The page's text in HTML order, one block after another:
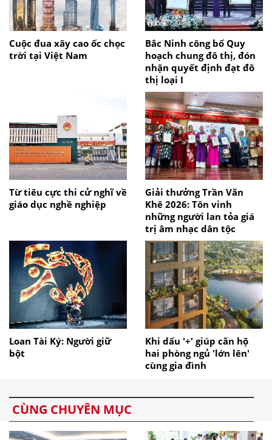
Cuộc đua xây cao ốc chọc
trời tại Việt Nam
Bắc Ninh công bố Quy
hoạch chung đô thị, đón
nhận quyết định đạt đô
thị loại I
Từ tiêu cực thi cử nghĩ về
giáo dục nghề nghiệp
Giải thưởng Trần Văn
Khê 2026: Tôn vinh
những người lan tỏa giá
trị âm nhạc dân tộc
Loan Tài Ký: Người giữ
bột
Khi dấu '+' giúp căn hộ
hai phòng ngủ 'lớn lên'
cùng gia đình
CÙNG CHUYÊN MỤC